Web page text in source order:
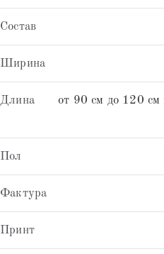
Состав
Ширина
Длина
от 90 см до 120 см
Пол
Фактура
Принт